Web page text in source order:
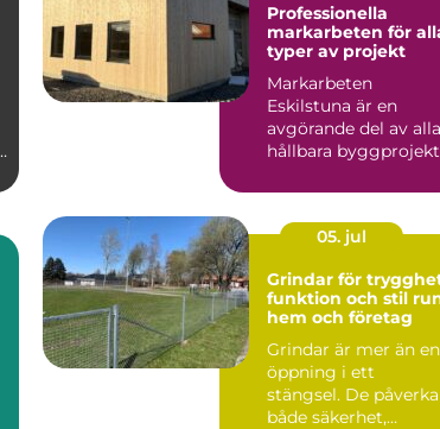
Professionella
markarbeten för
typer av projekt
Markarbeten
Eskilstuna är en
avgörande del av alla
hållbara
05. jul
Grindar för
funktion och stil
hem och företag
Grindar är mer än en
öppning i ett
stängsel. De
både säkerhet,